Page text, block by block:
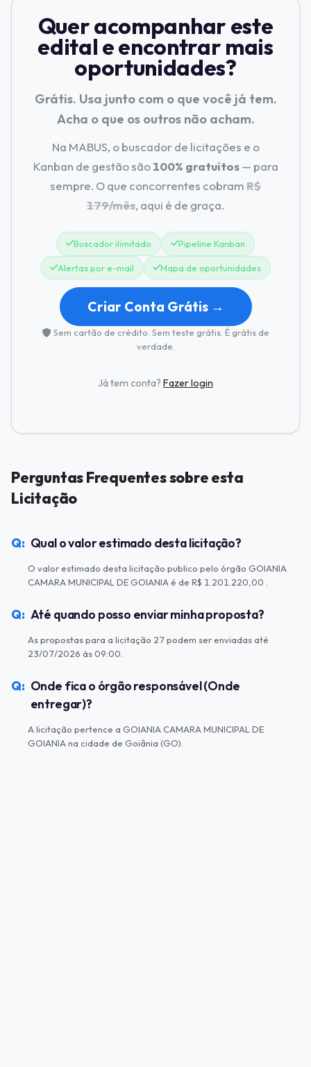
Quer acompanhar este
edital e encontrar mais
oportunidades?
Grátis. Usa junto com o que você já tem.
Acha o que os outros não acham.
Na MABUS, o buscador de licitações e o
Kanban de gestão são100% gratuitos— para
sempre. O que concorrentes cobramR$
179/mês, aqui é de graça.
Buscador ilimitado Pipeline Kanban
Alertas por e-mail Mapa de oportunidades
Criar Conta Grátis →
Sem cartão de crédito. Sem teste grátis. É grátis de
verdade.
Já tem conta? Fazer login
Perguntas Frequentes sobre esta
Licitação
Qual o valor estimado desta licitação?
O valor estimado desta licitação publico pelo órgão GOIANIA
CAMARA MUNICIPAL DE GOIANIA é de R$ 1.201.220,00 .
Até quando posso enviar minha proposta?
As propostas para a licitação 27 podem ser enviadas até
23/07/2026 às 09:00.
Onde fica o órgão responsável (Onde
entregar)?
A licitação pertence a GOIANIA CAMARA MUNICIPAL DE
GOIANIA na cidade de Goiânia (GO).